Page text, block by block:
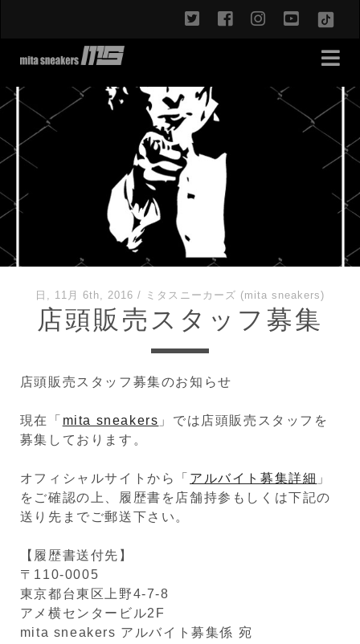
twitterfacebookinstagram
日, 11月 6th, 2016 / ミタスニーカーズ (mita sneakers)
店頭販売スタッフ募集
店頭販売スタッフ募集のお知らせ
現在「 mita sneakers 」では店頭販売スタッフを
募集しております。
オフィシャルサイトから「 アルバイト募集詳細 」
をご確認の上、履歴書を店舗持参もしくは下記の
送り先までご郵送下さい。
【履歴書送付先】
〒110-0005
東京都台東区上野4-7-8
アメ横センタービル2F
mita sneakers アルバイト募集係 宛